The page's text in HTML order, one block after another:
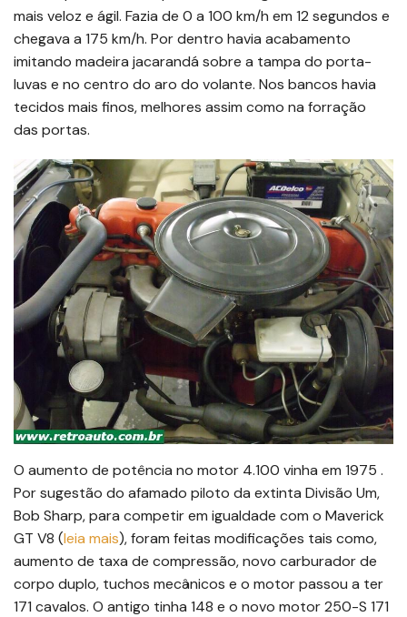
mais veloz e ágil. Fazia de 0 a 100 km/h em 12 segundos e
chegava a 175 km/h. Por dentro havia acabamento
imitando madeira jacarandá sobre a tampa do porta-
luvas e no centro do aro do volante. Nos bancos havia
tecidos mais finos, melhores assim como na forração
das portas.
O aumento de potência no motor 4.100 vinha em 1975 .
Por sugestão do afamado piloto da extinta Divisão Um,
Bob Sharp, para competir em igualdade com o Maverick
GT V8 (leia mais), foram feitas modificações tais como,
aumento de taxa de compressão, novo carburador de
corpo duplo, tuchos mecânicos e o motor passou a ter
171 cavalos. O antigo tinha 148 e o novo motor 250-S 171